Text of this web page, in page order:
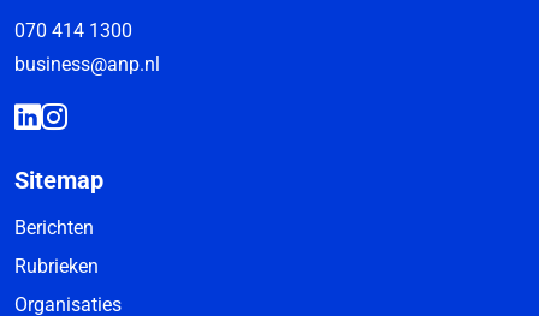
070 414 1300
business@anp.nl
Sitemap
Berichten
Rubrieken
Organisaties